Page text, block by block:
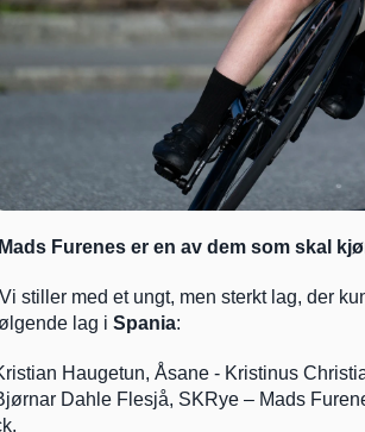
Mads Furenes er en av dem som skal
stiller med et ungt, men sterkt lag, der
lag i Spania:
Haugetun, Åsane - Kristinus
Dahle Flesjå, SKRye – Mads